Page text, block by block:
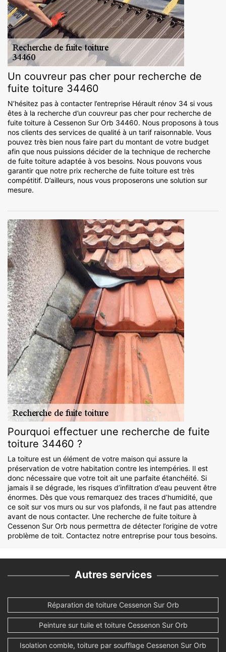
Un couvreur pas cher pour recherche de
fuite toiture 34460
N’hésitez pas à contacter l’entreprise Hérault rénov 34 si vous
êtes à la recherche d’un couvreur pas cher pour recherche de
fuite toiture à Cessenon Sur Orb 34460. Nous proposons à tous
nos clients des services de qualité à un tarif raisonnable. Vous
pouvez très bien nous faire part du montant de votre budget
afin que nous puissions décider de la technique de recherche
de fuite toiture adaptée à vos besoins. Nous pouvons vous
garantir que notre prix recherche de fuite toiture est très
compétitif. D’ailleurs, nous vous proposerons une solution sur
mesure.
Pourquoi effectuer une recherche de fuite
toiture 34460 ?
La toiture est un élément de votre maison qui assure la
préservation de votre habitation contre les intempéries. Il est
donc nécessaire que votre toit ait une parfaite étanchéité. Si
jamais il se dégrade, les risques d’infiltration d’eau peuvent être
énormes. Dès que vous remarquez des traces d’humidité, que
ce soit sur vos murs ou sur vos plafonds, il ne faut pas attendre
avant de nous contacter. Une recherche de fuite toiture à
Cessenon Sur Orb nous permettra de détecter l’origine de votre
problème de toit. Contactez notre entreprise pour tous besoins.
Autres services
Réparation de toiture Cessenon Sur Orb
Peinture sur tuile et toiture Cessenon Sur Orb
Isolation comble, toiture par soufflage Cessenon Sur Orb